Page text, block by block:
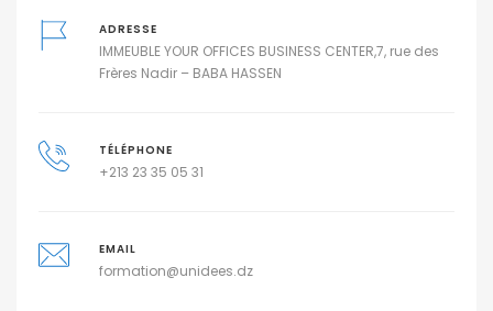
ADRESSE
IMMEUBLE YOUR OFFICES BUSINESS CENTER,7, rue des
Frères Nadir – BABA HASSEN
TÉLÉPHONE
+213 23 35 05 31
EMAIL
formation@unidees.dz